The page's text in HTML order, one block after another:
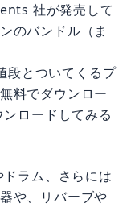
社が発売して
のバンドル（ま
段とついてくるプ
料でダウンロー
ロードしてみる
ラム、さらには
や、リバーブや